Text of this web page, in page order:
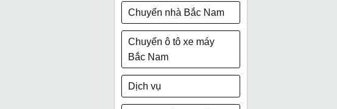
Chuyển nhà Bắc Nam
Chuyển ô tô xe máy
Bắc Nam
Dịch vụ